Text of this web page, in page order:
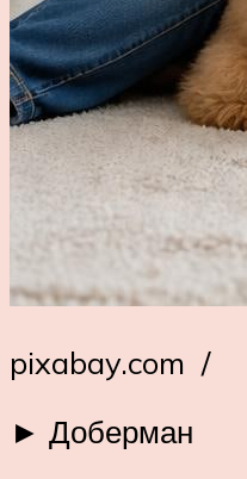
pixabay.com /
► Доберман